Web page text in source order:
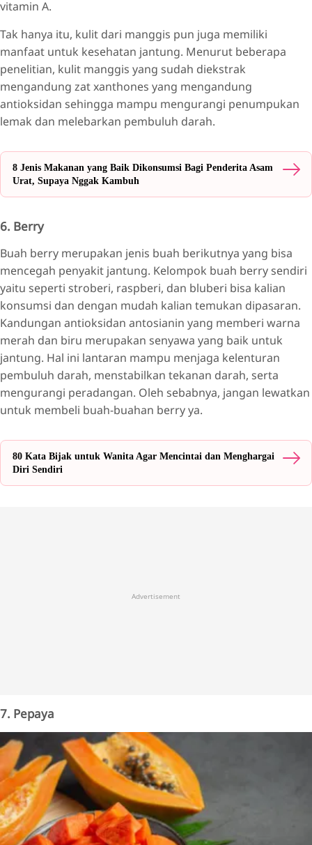
vitamin A.
Tak hanya itu, kulit dari manggis pun juga memiliki
manfaat untuk kesehatan jantung. Menurut beberapa
penelitian, kulit manggis yang sudah diekstrak
mengandung zat xanthones yang mengandung
antioksidan sehingga mampu mengurangi penumpukan
lemak dan melebarkan pembuluh darah.
8 Jenis Makanan yang Baik Dikonsumsi Bagi Penderita Asam
Urat, Supaya Nggak Kambuh
6. Berry
Buah berry merupakan jenis buah berikutnya yang bisa
mencegah penyakit jantung. Kelompok buah berry sendiri
yaitu seperti stroberi, raspberi, dan bluberi bisa kalian
konsumsi dan dengan mudah kalian temukan dipasaran.
Kandungan antioksidan antosianin yang memberi warna
merah dan biru merupakan senyawa yang baik untuk
jantung. Hal ini lantaran mampu menjaga kelenturan
pembuluh darah, menstabilkan tekanan darah, serta
mengurangi peradangan. Oleh sebabnya, jangan lewatkan
untuk membeli buah-buahan berry ya.
80 Kata Bijak untuk Wanita Agar Mencintai dan Menghargai
Diri Sendiri
Advertisement
7. Pepaya